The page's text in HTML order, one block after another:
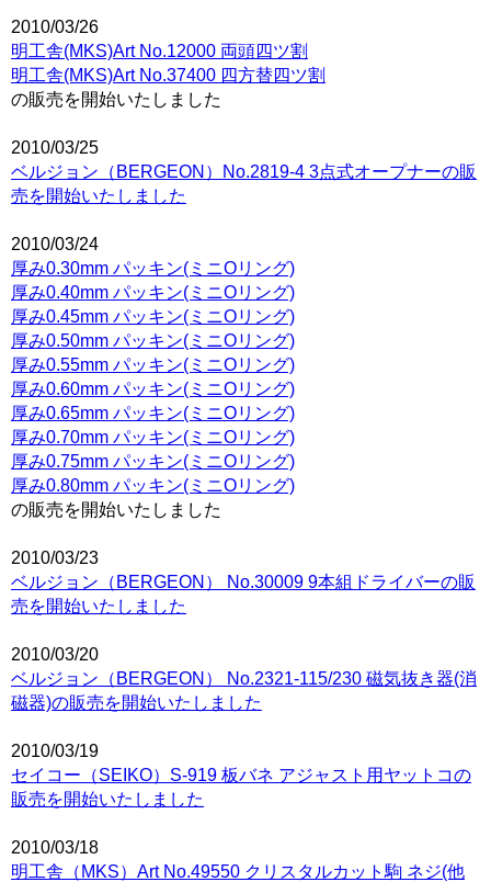
2010/03/26
明工舎(MKS)Art No.12000 両頭四ツ割
明工舎(MKS)Art No.37400 四方替四ツ割
の販売を開始いたしました
2010/03/25
ベルジョン（BERGEON）No.2819-4 3点式オープナーの販
売を開始いたしました
2010/03/24
厚み0.30mm パッキン(ミニOリング)
厚み0.40mm パッキン(ミニOリング)
厚み0.45mm パッキン(ミニOリング)
厚み0.50mm パッキン(ミニOリング)
厚み0.55mm パッキン(ミニOリング)
厚み0.60mm パッキン(ミニOリング)
厚み0.65mm パッキン(ミニOリング)
厚み0.70mm パッキン(ミニOリング)
厚み0.75mm パッキン(ミニOリング)
厚み0.80mm パッキン(ミニOリング)
の販売を開始いたしました
2010/03/23
ベルジョン（BERGEON） No.30009 9本組ドライバーの販
売を開始いたしました
2010/03/20
ベルジョン（BERGEON） No.2321-115/230 磁気抜き器(消
磁器)の販売を開始いたしました
2010/03/19
セイコー（SEIKO）S-919 板バネ アジャスト用ヤットコの
販売を開始いたしました
2010/03/18
明工舎（MKS）Art No.49550 クリスタルカット駒 ネジ(他